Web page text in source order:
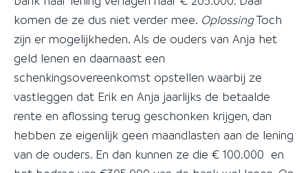
komen de ze dus niet verder mee. OplossingToch
zijn er mogelijkheden. Als de ouders van Anja het
geld lenen en daarnaast een
schenkingsovereenkomst opstellen waarbij ze
vastleggen dat Erik en Anja jaarlijks de betaalde
rente en aflossing terug geschonken krijgen, dan
hebben ze eigenlijk geen maandlasten aan de lening
van de ouders. En dan kunnen ze die € 100.000 en